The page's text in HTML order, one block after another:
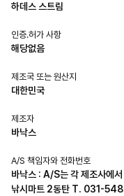
하데스 스트림
인증.허가 사항
해당없음
제조국 또는 원산지
대한민국
제조자
바낙스
A/S 책임자와 전화번호
바낙스 : A/S는 각 제조사
낚시마트 2동탄 T. 031-